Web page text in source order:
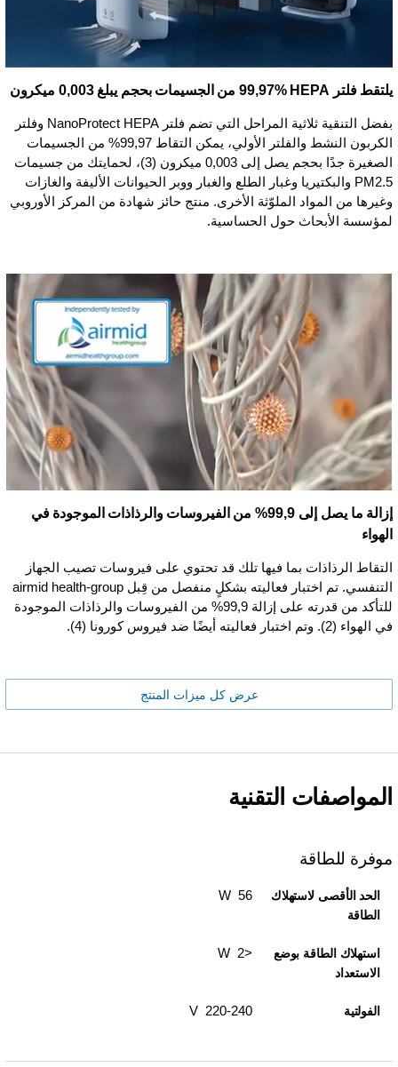
يلتقط فلتر HEPA ‏99,97% من الجسيمات بحجم يبلغ 0,003 ميكرون
بفضل التنقية ثلاثية المراحل التي تضم فلتر NanoProtect HEPA وفلتر
الكربون النشط والفلتر الأولي، يمكن التقاط 99,97% من الجسيمات
الصغيرة جدًا بحجم يصل إلى 0,003 ميكرون (3)، لحمايتك من جسيمات
PM2.5 والبكتيريا وغبار الطلع والغبار ووبر الحيوانات الأليفة والغازات
وغيرها من المواد الملوّثة الأخرى. منتج حائز شهادة من المركز الأوروبي
لمؤسسة الأبحاث حول الحساسية.
إزالة ما يصل إلى 99,9% من الفيروسات والرذاذات الموجودة في
الهواء
التقاط الرذاذات بما فيها تلك قد تحتوي على فيروسات تصيب الجهاز
التنفسي. تم اختبار فعاليته بشكلٍ منفصل من قِبل airmid health-group
للتأكد من قدرته على إزالة 99,9% من الفيروسات والرذاذات الموجودة
في الهواء (2). وتم اختبار فعاليته أيضًا ضد فيروس كورونا (4).
عرض كل ميزات المنتج
المواصفات التقنية
موفرة للطاقة
الحد الأقصى لاستهلاك
الطاقة
56 W
استهلاك الطاقة بوضع
الاستعداد
<2 W
الفولتية 220-240 V